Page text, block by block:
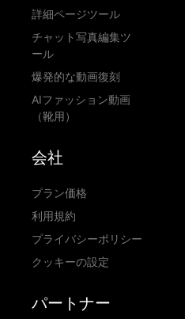
詳細ページツール
チャット写真編集ツ
ール
爆発的な動画復刻
AIファッション動画
（靴用）
会社
プラン価格
利用規約
プライバシーポリシー
クッキーの設定
パートナー